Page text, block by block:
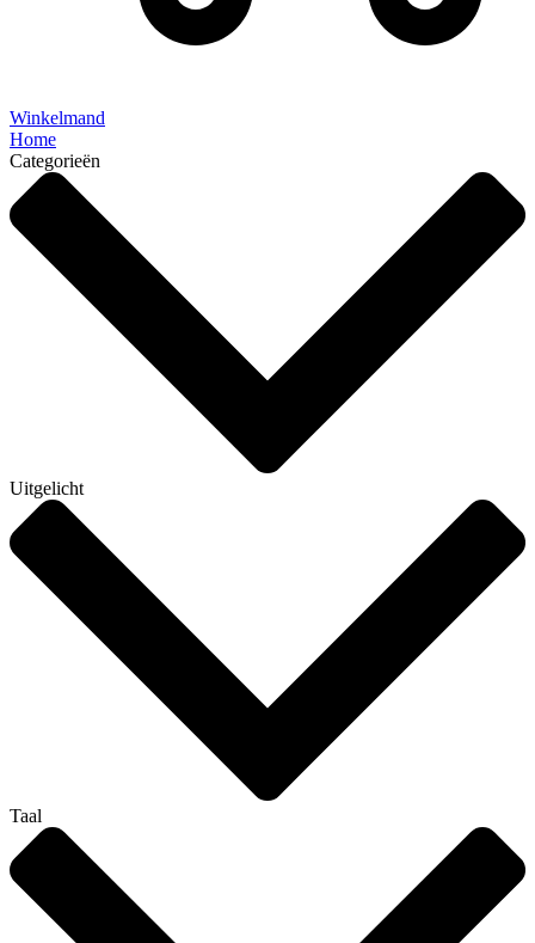
Winkelmand
Home
Categorieën
Uitgelicht
Taal